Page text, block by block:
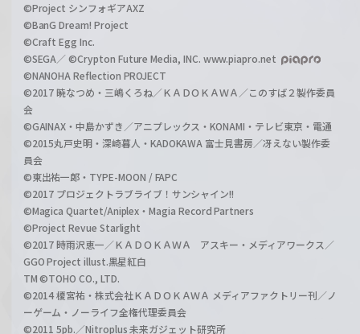
©Project シンフォギアAXZ
©BanG Dream! Project
©Craft Egg Inc.
©SEGA／ ©Crypton Future Media, INC. www.piapro.net
©NANOHA Reflection PROJECT
©2017 暁なつめ・三嶋くろね／ＫＡＤＯＫＡＷＡ／このすば２製作委員
会
©GAINAX・中島かずき／アニプレックス・KONAMI・テレビ東京・電通
©2015丸戸史明・深崎暮人・KADOKAWA 富士見書房／冴えない製作委
員会
©東出祐一郎・TYPE-MOON / FAPC
©2017 プロジェクトラブライブ！サンシャイン!!
©Magica Quartet/Aniplex・Magia Record Partners
©Project Revue Starlight
©2017 時雨沢恵一／ＫＡＤＯＫＡＷＡ アスキー・メディアワークス／
GGO Project illust.黒星紅白
TM ©TOHO CO., LTD.
©2014 榎宮祐・株式会社ＫＡＤＯＫＡＷＡ メディアファクトリー刊／ノ
ーゲーム・ノーライフ全権代理委員会
©2011 5pb.／Nitroplus 未来ガジェット研究所